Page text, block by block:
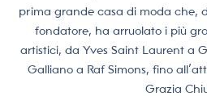
prima grande casa di moda che,
fondatore, ha arruolato i più
artistici, da Yves Saint Laurent a
Galliano a Raf Simons, fino
Grazia